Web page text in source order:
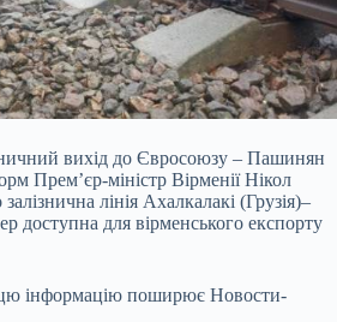
вихід до Євросоюзу – Пашинян
Прем’єр-міністр Вірменії Нікол
лінія Ахалкалакі (Грузія)–
доступна для вірменського експорту
інформацію поширює Новости-